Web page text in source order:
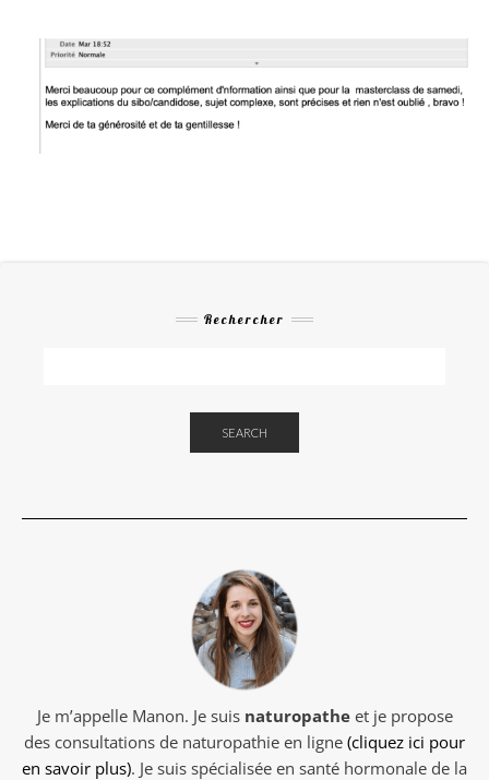
Rechercher
SEARCH
Je m’appelle Manon. Je suis naturopatheet je propose
des consultations de naturopathie en ligne (cliquez ici pour
en savoir plus). Je suis spécialisée en santé hormonale de la